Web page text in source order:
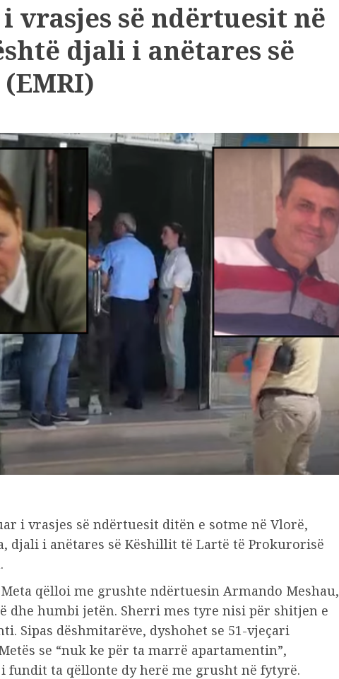
vrasjes së ndërtuesit në
djali i anëtares së
(EMRI)
i vrasjes së ndërtuesit ditën e sotme në Vlorë,
djali i anëtares së Këshillit të Lartë të Prokurorisë
qëlloi me grushte ndërtuesin Armando Meshau,
dhe humbi jetën. Sherri mes tyre nisi për shitjen e
Sipas dëshmitarëve, dyshohet se 51-vjeçari
se “nuk ke për ta marrë apartamentin”,
fundit ta qëllonte dy herë me grusht në fytyrë.